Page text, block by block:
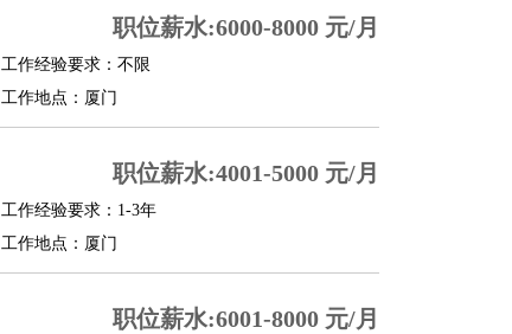
职位薪水:6000-8000 元/月
工作经验要求：不限
工作地点：厦门
职位薪水:4001-5000 元/月
工作经验要求：1-3年
工作地点：厦门
职位薪水:6001-8000 元/月